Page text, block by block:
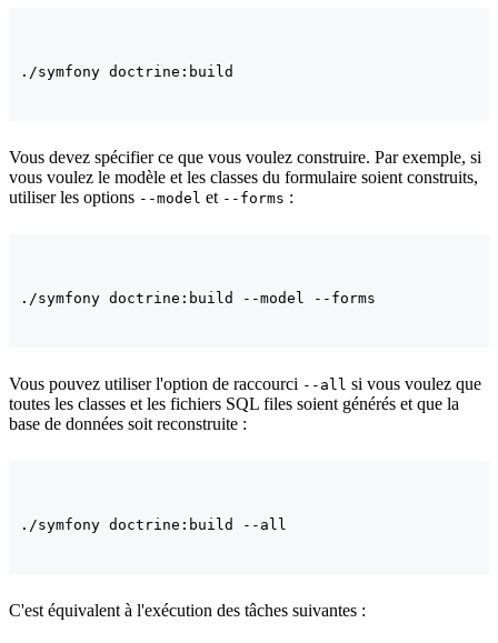
Vous devez spécifier ce que vous voulez construire. Par exemple, si
vous voulez le modèle et les classes du formulaire soient construits,
utiliser les options --model et --forms :
Vous pouvez utiliser l'option de raccourci --all si vous voulez que
toutes les classes et les fichiers SQL files soient générés et que la
base de données soit reconstruite :
C'est équivalent à l'exécution des tâches suivantes :